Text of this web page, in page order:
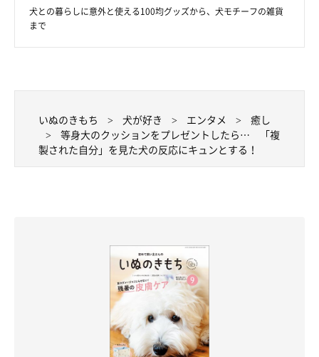
笑顔がキュートすぎる♡
@kawai_nu_san
ごはんを食べ終えて満腹の犬が向かった先はベ
ッド！ 「人のような寝姿」を見せる無防備っ
ぷりがかわいい
紹介するのは、X（旧Twitter）ユーザー@kawai_nu_sanさんの愛
犬・かわいーぬちゃん（撮影時2才）の写真。飼い主さんのベッド
を上手に使いこなし、まるで人のような格好で眠る姿がおさめられ
ています。撮影時はどのような状況だったのでしょうか。飼い主さ
んに話を聞きました。
写真提供・取材協力／Twitter（@kawai_nu_san
犬との暮らしに意外と使える100均グッズから、犬モチーフの雑貨
まで
いぬのきもち 犬が好き エンタメ
癒し
等身大のクッションをプレゼントしたら… 「複
製された自分」を見た犬の反応にキュンとする！